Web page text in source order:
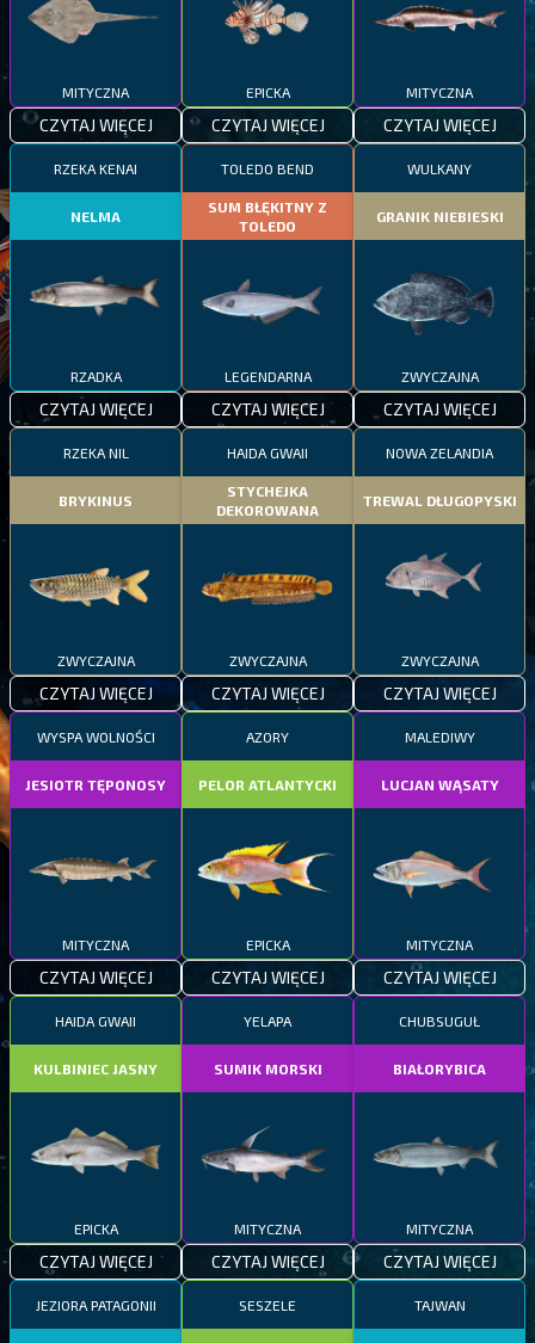
MITYCZNA
CZYTAJ WIĘCEJ
EPICKA
CZYTAJ WIĘCEJ
MITYCZNA
CZYTAJ WIĘCEJ
RZEKA KENAI
NELMA
RZADKA
CZYTAJ WIĘCEJ
TOLEDO BEND
SUM BŁĘKITNY Z
TOLEDO
LEGENDARNA
CZYTAJ WIĘCEJ
WULKANY
GRANIK NIEBIESKI
ZWYCZAJNA
CZYTAJ WIĘCEJ
RZEKA NIL
BRYKINUS
ZWYCZAJNA
CZYTAJ WIĘCEJ
HAIDA GWAII
STYCHEJKA
DEKOROWANA
ZWYCZAJNA
CZYTAJ WIĘCEJ
NOWA ZELANDIA
TREWAL DŁUGOPYSKI
ZWYCZAJNA
CZYTAJ WIĘCEJ
WYSPA WOLNOŚCI
JESIOTR TĘPONOSY
MITYCZNA
CZYTAJ WIĘCEJ
AZORY
PELOR ATLANTYCKI
EPICKA
CZYTAJ WIĘCEJ
MALEDIWY
LUCJAN WĄSATY
MITYCZNA
CZYTAJ WIĘCEJ
HAIDA GWAII
KULBINIEC JASNY
EPICKA
CZYTAJ WIĘCEJ
YELAPA
SUMIK MORSKI
MITYCZNA
CZYTAJ WIĘCEJ
CHUBSUGUŁ
BIAŁORYBICA
MITYCZNA
CZYTAJ WIĘCEJ
JEZIORA PATAGONII SESZELE TAJWAN